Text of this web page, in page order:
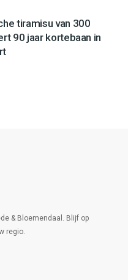
tiramisu van 300
90 jaar kortebaan in
& Bloemendaal. Blijf op
regio.